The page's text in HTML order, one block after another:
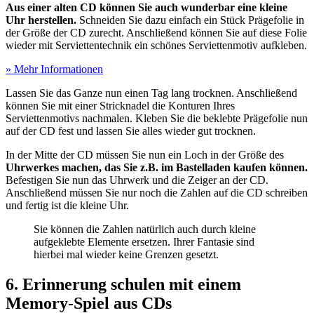
Aus einer alten CD können Sie auch wunderbar eine kleine
Uhr herstellen. Schneiden Sie dazu einfach ein Stück Prägefolie in
der Größe der CD zurecht. Anschließend können Sie auf diese Folie
wieder mit Serviettentechnik ein schönes Serviettenmotiv aufkleben.
» Mehr Informationen
Lassen Sie das Ganze nun einen Tag lang trocknen. Anschließend
können Sie mit einer Stricknadel die Konturen Ihres
Serviettenmotivs nachmalen. Kleben Sie die beklebte Prägefolie nun
auf der CD fest und lassen Sie alles wieder gut trocknen.
In der Mitte der CD müssen Sie nun ein Loch in der Größe des
Uhrwerkes machen, das Sie z.B. im Bastelladen kaufen können.
Befestigen Sie nun das Uhrwerk und die Zeiger an der CD.
Anschließend müssen Sie nur noch die Zahlen auf die CD schreiben
und fertig ist die kleine Uhr.
Sie können die Zahlen natürlich auch durch kleine
aufgeklebte Elemente ersetzen. Ihrer Fantasie sind
hierbei mal wieder keine Grenzen gesetzt.
6. Erinnerung schulen mit einem
Memory-Spiel aus CDs